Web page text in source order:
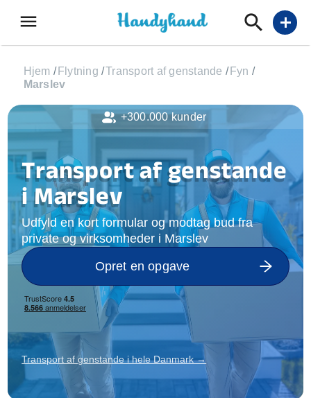
menu add
Hjem / Flytning /Transport af genstande / Fyn /
Marslev
Transport af genstande
i Marslev
Udfyld en kort formular og modtag bud fra
private og virksomheder i Marslev
Opret en opgave
Transport af genstande i hele Danmark →
+300.000 kunder